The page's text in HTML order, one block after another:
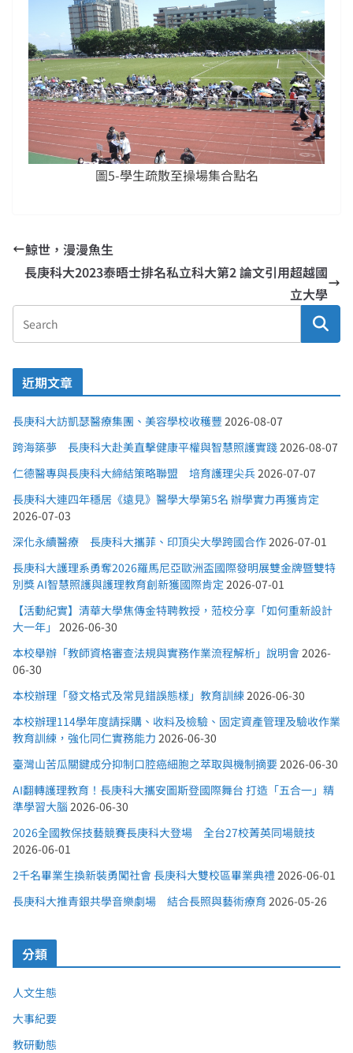
圖5-學生疏散至操場集合點名
鯨世，漫漫魚生
長庚科大2023泰晤士排名私立科大第2 論文引用超越國
立大學
近期文章
長庚科大訪凱瑟醫療集團、美容學校收穫豐 2026-08-07
跨海築夢 長庚科大赴美直擊健康平權與智慧照護實踐 2026-08-07
仁德醫專與長庚科大締結策略聯盟 培育護理尖兵 2026-07-07
長庚科大連四年穩居《遠見》醫學大學第5名 辦學實力再獲肯定
2026-07-03
深化永續醫療 長庚科大攜菲、印頂尖大學跨國合作 2026-07-01
長庚科大護理系勇奪2026羅馬尼亞歐洲盃國際發明展雙金牌暨雙特
別獎 AI智慧照護與護理教育創新獲國際肯定 2026-07-01
【活動紀實】清華大學焦傳金特聘教授，蒞校分享「如何重新設計
大一年」
2026-06-30
本校舉辦「教師資格審查法規與實務作業流程解析」說明會 2026-
06-30
本校辦理「發文格式及常見錯誤態樣」教育訓練 2026-06-30
本校辦理114學年度請採購、收料及檢驗、固定資產管理及驗收作業
教育訓練，強化同仁實務能力 2026-06-30
臺灣山苦瓜關鍵成分抑制口腔癌細胞之萃取與機制摘要 2026-06-30
AI翻轉護理教育！長庚科大攜安圖斯登國際舞台 打造「五合一」精
準學習大腦 2026-06-30
2026全國教保技藝競賽長庚科大登場 全台27校菁英同場競技
2026-06-01
2千名畢業生換新裝勇闖社會 長庚科大雙校區畢業典禮 2026-06-01
長庚科大推青銀共學音樂劇場 結合長照與藝術療育 2026-05-26
分類
人文生態
大事紀要
教研動態